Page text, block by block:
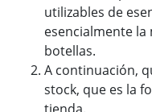
utilizables de
esencialmente
botellas.
A continuación,
stock, que es la